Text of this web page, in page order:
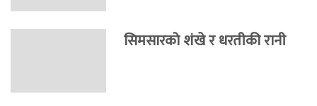
सिमसारको शंखे र धरतीकी रानी